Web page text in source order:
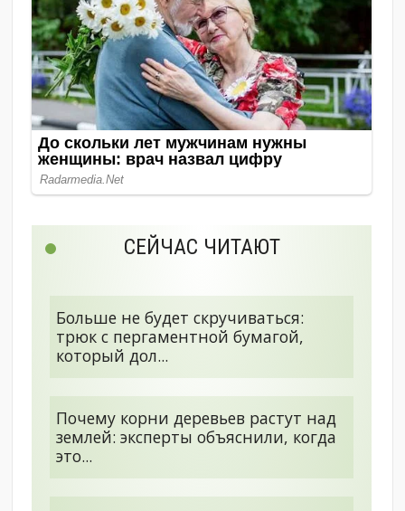
СЕЙЧАС ЧИТАЮТ
Больше не будет скручиваться:
трюк с пергаментной бумагой,
который дол...
Почему корни деревьев растут над
землей: эксперты объяснили, когда
это...